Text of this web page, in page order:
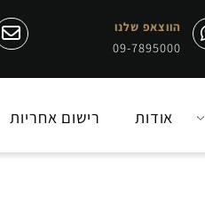
הווצאפ שלנו
09-7895000
אודות רישום אחריות